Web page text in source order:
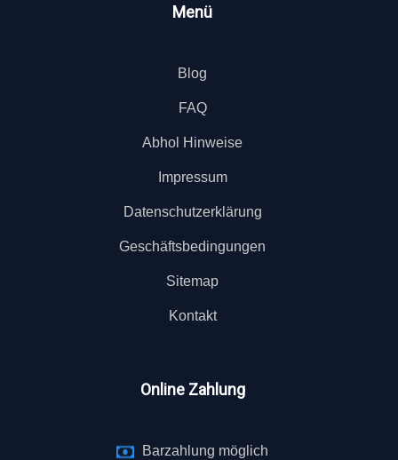
Menü
Blog
FAQ
Abhol Hinweise
Impressum
Datenschutzerklärung
Geschäftsbedingungen
Sitemap
Kontakt
Online Zahlung
Barzahlung möglich